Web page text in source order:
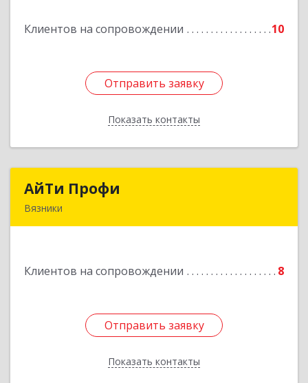
Клиентов на сопровождении 10
Отправить заявку
Показать контакты
Отправить заявку
Назад
АйТи Профи
Вязники
Клиентов на сопровождении 8
Отправить заявку
Показать контакты
Отправить заявку
Назад